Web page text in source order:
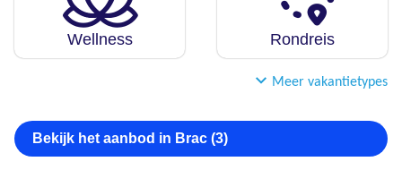
Wellness Rondreis
Meer vakantietypes
Bekijk het aanbod in Brac (3)